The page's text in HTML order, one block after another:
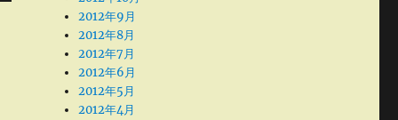
2012年9月
2012年8月
2012年7月
2012年6月
2012年5月
2012年4月